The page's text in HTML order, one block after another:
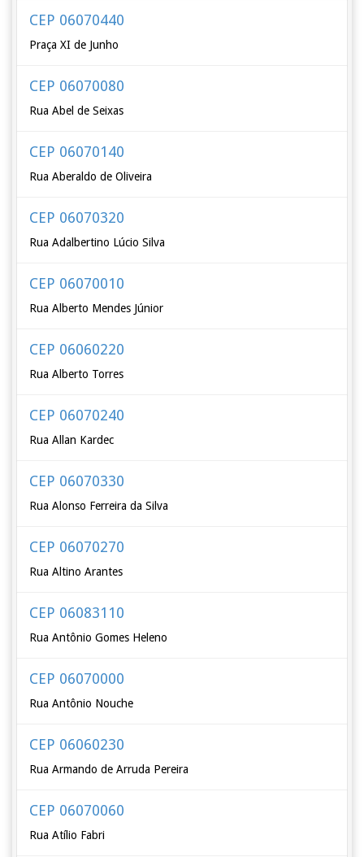
CEP 06070440
Praça XI de Junho
CEP 06070080
Rua Abel de Seixas
CEP 06070140
Rua Aberaldo de Oliveira
CEP 06070320
Rua Adalbertino Lúcio Silva
CEP 06070010
Rua Alberto Mendes Júnior
CEP 06060220
Rua Alberto Torres
CEP 06070240
Rua Allan Kardec
CEP 06070330
Rua Alonso Ferreira da Silva
CEP 06070270
Rua Altino Arantes
CEP 06083110
Rua Antônio Gomes Heleno
CEP 06070000
Rua Antônio Nouche
CEP 06060230
Rua Armando de Arruda Pereira
CEP 06070060
Rua Atílio Fabri